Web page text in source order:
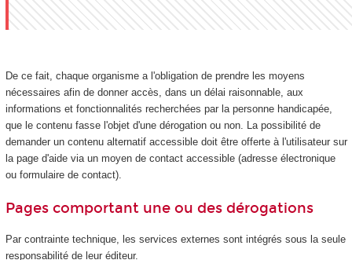
De ce fait, chaque organisme a l'obligation de prendre les moyens
nécessaires afin de donner accès, dans un délai raisonnable, aux
informations et fonctionnalités recherchées par la personne handicapée,
que le contenu fasse l'objet d'une dérogation ou non. La possibilité de
demander un contenu alternatif accessible doit être offerte à l'utilisateur sur
la page d'aide via un moyen de contact accessible (adresse électronique
ou formulaire de contact).
Pages comportant une ou des dérogations
Par contrainte technique, les services externes sont intégrés sous la seule
responsabilité de leur éditeur.